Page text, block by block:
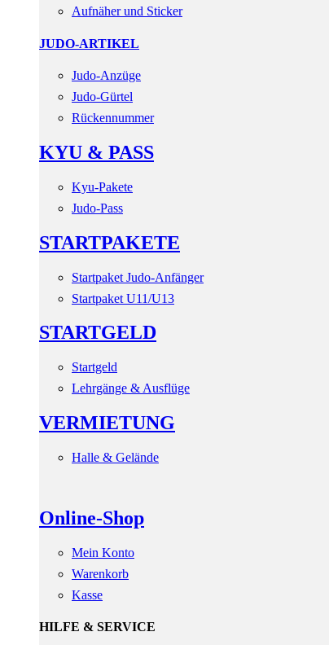
Aufnäher und Sticker
JUDO-ARTIKEL
Judo-Anzüge
Judo-Gürtel
Rückennummer
KYU & PASS
Kyu-Pakete
Judo-Pass
STARTPAKETE
Startpaket Judo-Anfänger
Startpaket U11/U13
STARTGELD
Startgeld
Lehrgänge & Ausflüge
VERMIETUNG
Halle & Gelände
Online-Shop
Mein Konto
Warenkorb
Kasse
HILFE & SERVICE